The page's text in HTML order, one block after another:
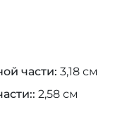
части 3,18 см
2,58 см